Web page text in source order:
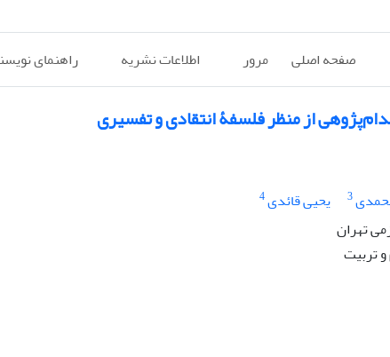
صفحه اصلی مرور اطلاعات نشریه راهنمای
از منظر فلسفۀ انتقادی و تفسیری
3 یحیی قائدی4
تهران
تربیت